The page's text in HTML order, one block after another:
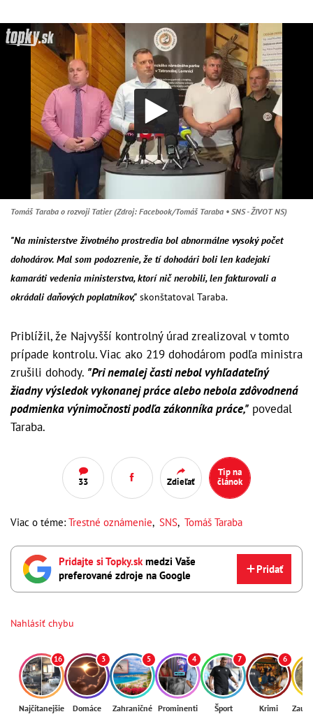
Tomáš Taraba o rozvoji Tatier (Zdroj: Facebook/Tomáš Taraba • SNS - ŽIVOT NS)
"Na ministerstve životného prostredia bol abnormálne vysoký počet
dohodárov. Mal som podozrenie, že tí dohodári boli len kadejakí
kamaráti vedenia ministerstva, ktorí nič nerobili, len fakturovali a
okrádali daňových poplatníkov," skonštatoval Taraba.
Priblížil, že Najvyšší kontrolný úrad zrealizoval v tomto
prípade kontrolu. Viac ako 219 dohodárom podľa ministra
zrušili dohody. "Pri nemalej časti nebol vyhľadateľný
žiadny výsledok vykonanej práce alebo nebola zdôvodnená
podmienka výnimočnosti podľa zákonníka práce," povedal
Taraba.
33 Zdieľať
Tip na
článok
Viac o téme: Trestné oznámenie, SNS, Tomáš Taraba
Pridajte si Topky.skmedzi Vaše
preferované zdroje na Google
Pridať
Nahlásiť chybu
16
Najčítanejšie
3
Domáce
5
Zahraničné
4
Prominenti
7
Šport
6
Krimi